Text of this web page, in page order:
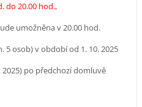
do 20.00 hod.,
umožněna v 20.00 hod.
osob) v období od 1. 10. 2025
2025) po předchozí domluvě